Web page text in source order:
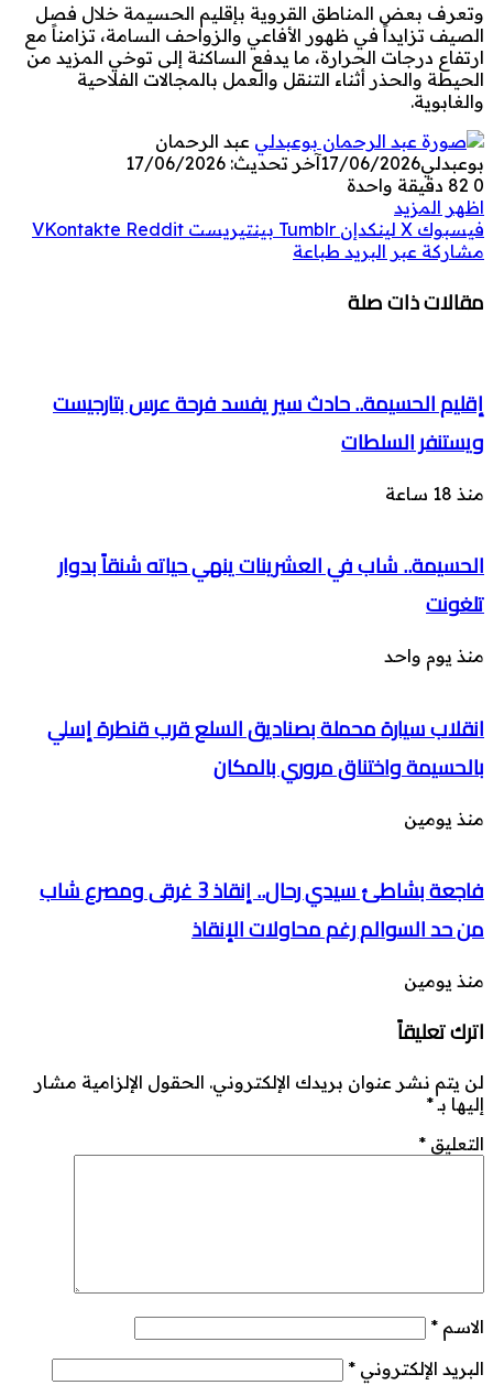
وتعرف بعض المناطق القروية بإقليم الحسيمة خلال فصل
الصيف تزايداً في ظهور الأفاعي والزواحف السامة، تزامناً مع
ارتفاع درجات الحرارة، ما يدفع الساكنة إلى توخي المزيد من
الحيطة والحذر أثناء التنقل والعمل بالمجالات الفلاحية
والغابوية.
عبد الرحمان
بوعبدلي17/06/2026آخر تحديث: 17/06/2026
0
دقيقة واحدة
اظهر المزيد
فيسبوك ‫X لينكدإن بينتيريست
مشاركة عبر البريد طباعة
مقالات ذات صلة
إقليم الحسيمة.. حادث سير يفسد فرحة عرس بتارجيست
ويستنفر السلطات
منذ 18 ساعة
الحسيمة.. شاب في العشرينات ينهي حياته شنقاً بدوار
تلغونت
منذ يوم واحد
انقلاب سيارة محملة بصناديق السلع قرب قنطرة إسلي
بالحسيمة واختناق مروري بالمكان
منذ يومين
فاجعة بشاطئ سيدي رحال.. إنقاذ 3 غرقى ومصرع شاب
من حد السوالم رغم محاولات الإنقاذ
منذ يومين
اترك تعليقاً
لن يتم نشر عنوان بريدك الإلكتروني. الحقول الإلزامية مشار
إليها بـ*
التعليق *
الاسم *
البريد الإلكتروني *